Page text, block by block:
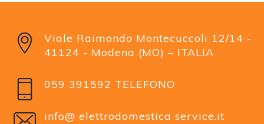
Viale Raimondo Montecuccoli 12/14 -
41124 - Modena (MO) – ITALIA
059 391592 TELEFONO
info@ elettrodomestica service.it